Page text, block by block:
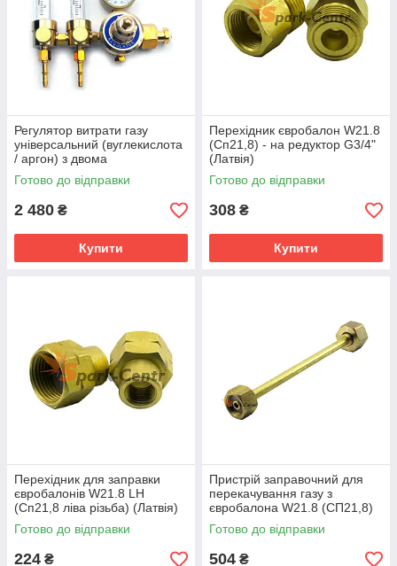
Регулятор витрати газу
універсальний (вуглекислота
/ аргон) з двома
ротаметрами ArR-01A
Готово до відправки
2 480 ₴
Купити
Перехідник євробалон W21.8
(Сп21,8) - на редуктор G3/4"
(Латвія)
Готово до відправки
308 ₴
Купити
Перехідник для заправки
євробалонів W21.8 LH
(Сп21,8 ліва різьба) (Латвія)
Готово до відправки
224 ₴
Пристрій заправочний для
перекачування газу з
євробалона W21.8 (СП21,8)
на балон G3/4" довжина 200
мм (Латвія)
Готово до відправки
504 ₴